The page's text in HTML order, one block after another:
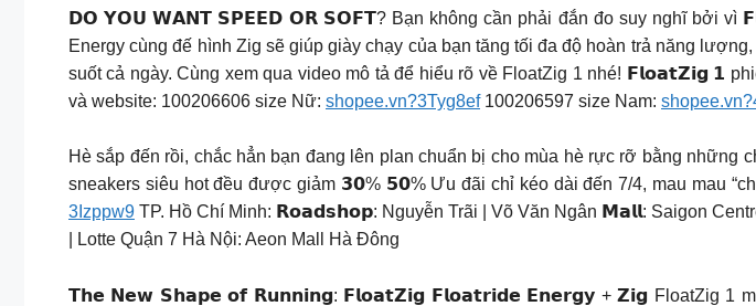
𝗗𝗢 𝗬𝗢𝗨 𝗪𝗔𝗡𝗧 𝗦𝗣𝗘𝗘𝗗 𝗢𝗥 𝗦𝗢𝗙𝗧? Bạn không cần phải đắn đo suy nghĩ bởi vì
Energy cùng đế hình Zig sẽ giúp giày chạy của bạn tăng tối đa độ hoàn trả năng
suốt cả ngày. Cùng xem qua video mô tả để hiểu rõ về FloatZig 1 nhé! 𝗙𝗹𝗼𝗮𝘁𝗭𝗶𝗴 𝟭
và website: 100206606 size Nữ: shopee.vn?3Tyg8ef100206597 size Nam:
Hè sắp đến rồi, chắc hẳn bạn đang lên plan chuẩn bị cho mùa hè rực rỡ bằng những
sneakers siêu hot đều được giảm 𝟯𝟬% 𝟱𝟬% Ưu đãi chỉ kéo dài đến 7/4, mau mau
3Izppw9 TP. Hồ Chí Minh: 𝗥𝗼𝗮𝗱𝘀𝗵𝗼𝗽: Nguyễn Trãi | Võ Văn Ngân 𝗠𝗮𝗹𝗹: Saigon
| Lotte Quận 7 Hà Nội: Aeon Mall Hà Đông
𝗧𝗵𝗲 𝗡𝗲𝘄 𝗦𝗵𝗮𝗽𝗲 𝗼𝗳 𝗥𝘂𝗻𝗻𝗶𝗻𝗴: 𝗙𝗹𝗼𝗮𝘁𝗭𝗶𝗴 𝗙𝗹𝗼𝗮𝘁𝗿𝗶𝗱𝗲 𝗘𝗻𝗲𝗿𝗴𝘆 + 𝗭𝗶𝗴 FloatZig 1